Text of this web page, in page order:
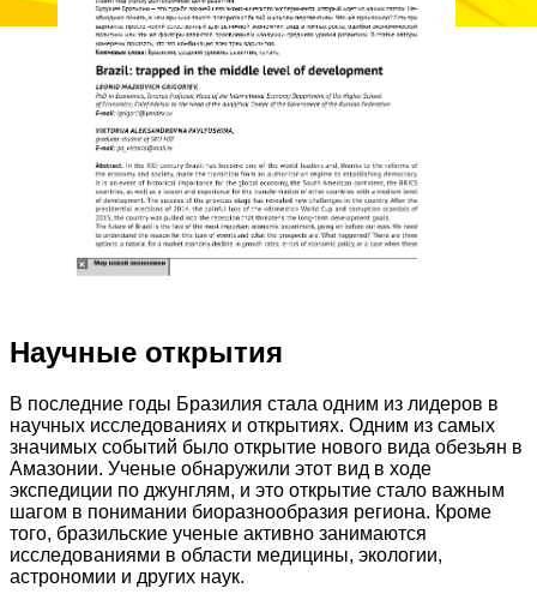
Научные открытия
В последние годы Бразилия стала одним из лидеров в
научных исследованиях и открытиях. Одним из самых
значимых событий было открытие нового вида обезьян в
Амазонии. Ученые обнаружили этот вид в ходе
экспедиции по джунглям, и это открытие стало важным
шагом в понимании биоразнообразия региона. Кроме
того, бразильские ученые активно занимаются
исследованиями в области медицины, экологии,
астрономии и других наук.